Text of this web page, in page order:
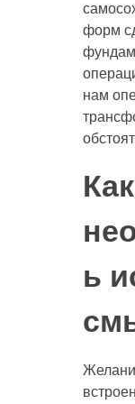
форм
нам
ь